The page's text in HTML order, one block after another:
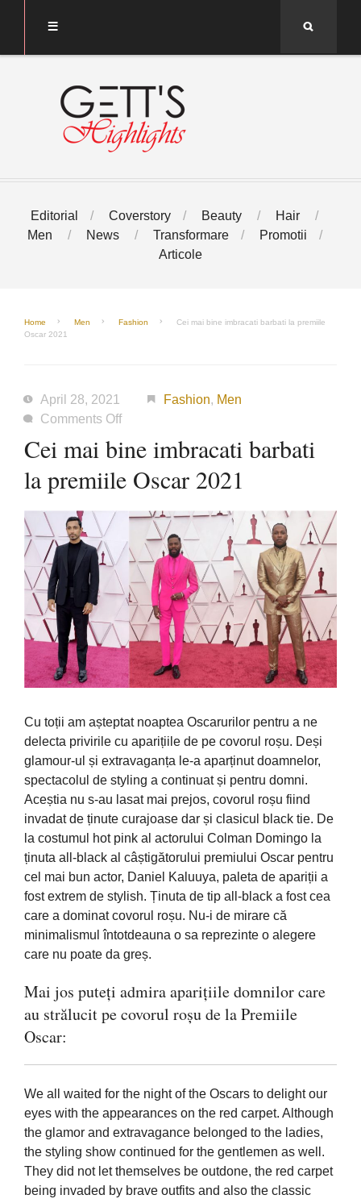
Editorial Coverstory Beauty
Hair
Men
News Transformare
Promotii
Articole
Home Men Fashion
Cei mai bine imbracati barbati la premiile
Oscar 2021
April 28, 2021 Fashion, Men
Comments Offon
mai
bine
barbati
premiile
Oscar
2021
Cei mai bine imbracati barbati
la premiile Oscar 2021
Cu toții am așteptat noaptea Oscarurilor pentru a ne
delecta privirile cu aparițiile de pe covorul roșu. Deși
glamour-ul și extravaganța le-a aparținut doamnelor,
spectacolul de styling a continuat și pentru domni.
Aceștia nu s-au lasat mai prejos, covorul roșu fiind
invadat de ținute curajoase dar și clasicul black tie. De
la costumul hot pink al actorului Colman Domingo la
ținuta all-black al câștigătorului premiului Oscar pentru
cel mai bun actor, Daniel Kaluuya, paleta de apariții a
fost extrem de stylish. Ținuta de tip all-black a fost cea
care a dominat covorul roșu. Nu-i de mirare că
minimalismul întotdeauna o sa reprezinte o alegere
care nu poate da greș.
Mai jos puteți admira aparițiile domnilor care
au strălucit pe covorul roșu de la Premiile
Oscar:
We all waited for the night of the Oscars to delight our
eyes with the appearances on the red carpet. Although
the glamor and extravagance belonged to the ladies,
the styling show continued for the gentlemen as well.
They did not let themselves be outdone, the red carpet
being invaded by brave outfits and also the classic